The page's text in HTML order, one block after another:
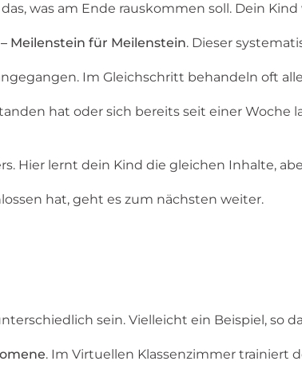
was am Ende rauskommen soll. Dein
Meilenstein für Meilenstein. Dieser
Im Gleichschritt behandeln oft
hat oder sich bereits seit einer Woche
Hier lernt dein Kind die gleichen Inhalte,
hat, geht es zum nächsten weiter.
sein. Vielleicht ein Beispiel, so
. Im Virtuellen Klassenzimmer trainiert